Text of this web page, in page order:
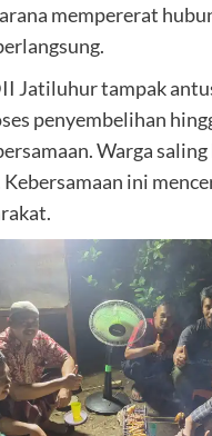
mempererat
Jatiluhur tampak
penyembelihan
Warga
Kebersamaan ini